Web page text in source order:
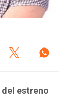
del estreno